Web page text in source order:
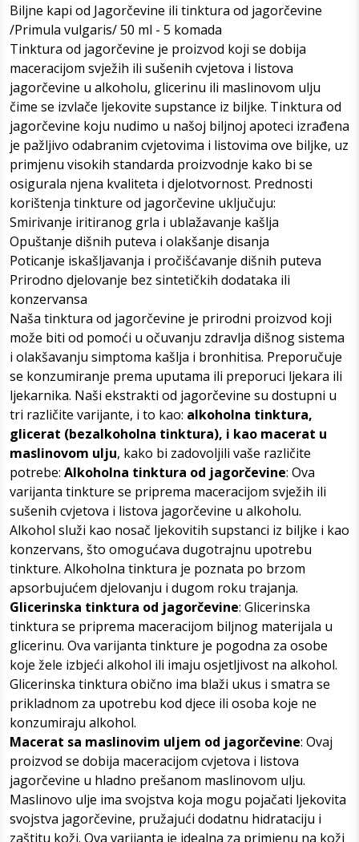
Biljne kapi od Jagorčevine ili tinktura od jagorčevine
/Primula vulgaris/ 50 ml - 5 komada
Tinktura od jagorčevine je proizvod koji se dobija
maceracijom svježih ili sušenih cvjetova i listova
jagorčevine u alkoholu, glicerinu ili maslinovom ulju
čime se izvlače ljekovite supstance iz biljke. Tinktura od
jagorčevine koju nudimo u našoj biljnoj apoteci izrađena
je pažljivo odabranim cvjetovima i listovima ove biljke, uz
primjenu visokih standarda proizvodnje kako bi se
osigurala njena kvaliteta i djelotvornost. Prednosti
korištenja tinkture od jagorčevine uključuju:
Smirivanje iritiranog grla i ublažavanje kašlja
Opuštanje dišnih puteva i olakšanje disanja
Poticanje iskašljavanja i pročišćavanje dišnih puteva
Prirodno djelovanje bez sintetičkih dodataka ili
konzervansa
Naša tinktura od jagorčevine je prirodni proizvod koji
može biti od pomoći u očuvanju zdravlja dišnog sistema
i olakšavanju simptoma kašlja i bronhitisa. Preporučuje
se konzumiranje prema uputama ili preporuci ljekara ili
ljekarnika. Naši ekstrakti od jagorčevine su dostupni u
tri različite varijante, i to kao: alkoholna tinktura,
glicerat (bezalkoholna tinktura), i kao macerat u
maslinovom ulju, kako bi zadovoljili vaše različite
potrebe: Alkoholna tinktura od jagorčevine: Ova
varijanta tinkture se priprema maceracijom svježih ili
sušenih cvjetova i listova jagorčevine u alkoholu.
Alkohol služi kao nosač ljekovitih supstanci iz biljke i kao
konzervans, što omogućava dugotrajnu upotrebu
tinkture. Alkoholna tinktura je poznata po brzom
apsorbujućem djelovanju i dugom roku trajanja.
Glicerinska tinktura od jagorčevine: Glicerinska
tinktura se priprema maceracijom biljnog materijala u
glicerinu. Ova varijanta tinkture je pogodna za osobe
koje žele izbjeći alkohol ili imaju osjetljivost na alkohol.
Glicerinska tinktura obično ima blaži ukus i smatra se
prikladnom za upotrebu kod djece ili osoba koje ne
konzumiraju alkohol.
Macerat sa maslinovim uljem od jagorčevine: Ovaj
proizvod se dobija maceracijom cvjetova i listova
jagorčevine u hladno prešanom maslinovom ulju.
Maslinovo ulje ima svojstva koja mogu pojačati ljekovita
svojstva jagorčevine, pružajući dodatnu hidrataciju i
zaštitu koži. Ova varijanta je idealna za primjenu na koži